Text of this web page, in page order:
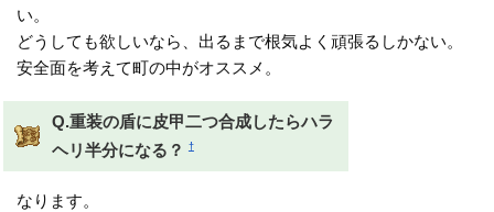
い。
どうしても欲しいなら、出るまで根気よく頑張るしかない。
安全面を考えて町の中がオススメ。
Q.重装の盾に皮甲二つ合成したらハラ
ヘリ半分になる？
†
なります。